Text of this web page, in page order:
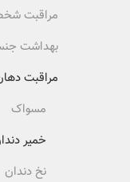
مراقبت
بهداشت
مراقبت
مسواک
خمیر
نخ دندان